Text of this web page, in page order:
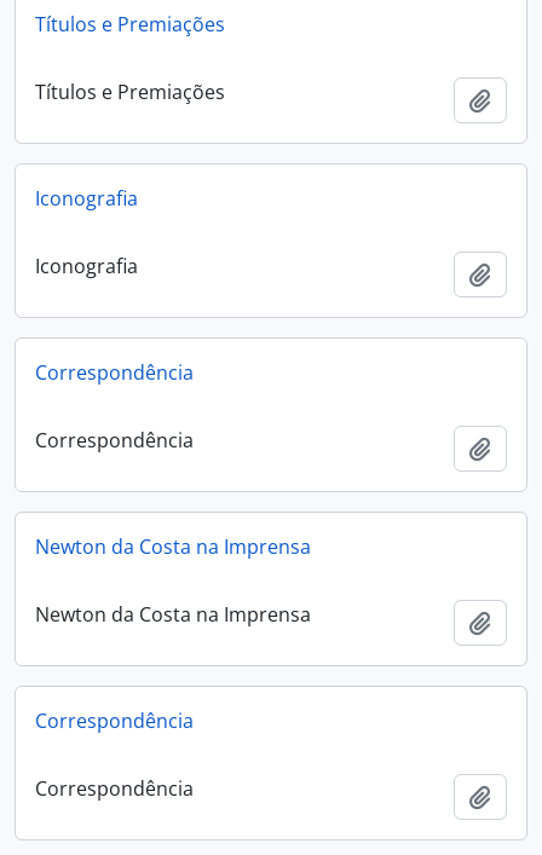
Títulos e Premiações
Títulos e Premiações
Iconografia
Iconografia
Correspondência
Correspondência
Newton da Costa na Imprensa
Newton da Costa na Imprensa
Correspondência
Correspondência